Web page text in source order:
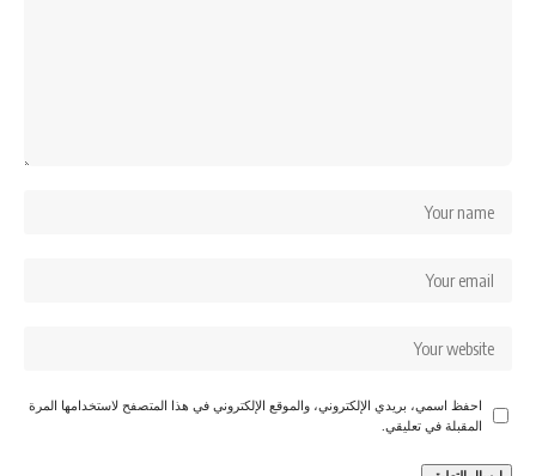
احفظ اسمي، بريدي الإلكتروني، والموقع الإلكتروني في هذا المتصفح لاستخدامها المرة
المقبلة في تعليقي.